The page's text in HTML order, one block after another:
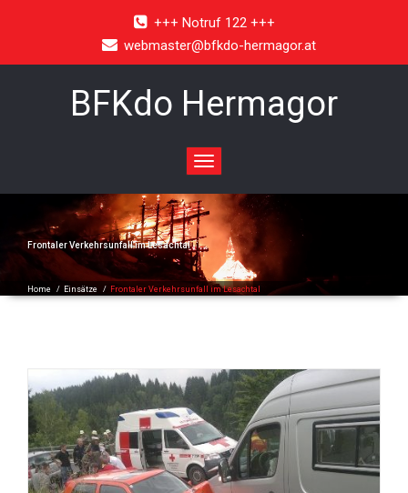
+++ Notruf 122 +++
webmaster@bfkdo-hermagor.at
BFKdo Hermagor
Toggle
navigation
Frontaler Verkehrsunfall im Lesachtal
Home / Einsätze / Frontaler Verkehrsunfall im Lesachtal